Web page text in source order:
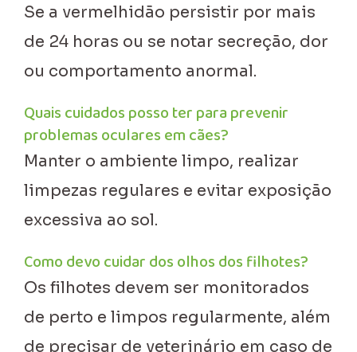
Se a vermelhidão persistir por mais
de 24 horas ou se notar secreção, dor
ou comportamento anormal.
Quais cuidados posso ter para prevenir
problemas oculares em cães?
Manter o ambiente limpo, realizar
limpezas regulares e evitar exposição
excessiva ao sol.
Como devo cuidar dos olhos dos filhotes?
Os filhotes devem ser monitorados
de perto e limpos regularmente, além
de precisar de veterinário em caso de